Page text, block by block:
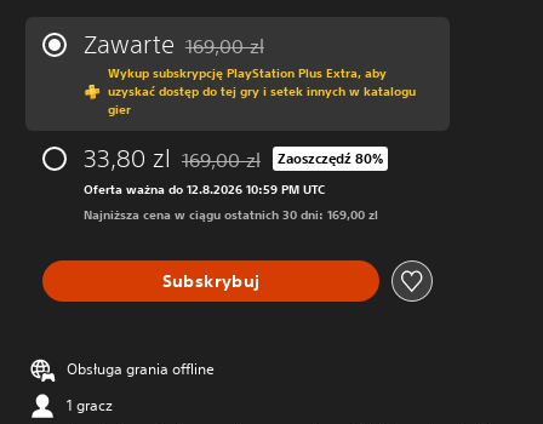
Zawarte Zastosowano zniżkę z oryginalnej ceny
169,00 zl
Wykup subskrypcję PlayStation Plus Extra, aby
uzyskać dostęp do tej gry i setek innych w katalogu
gier
33,80 zl Zastosowano zniżkę z oryginalnej ceny
169,00 zl Zaoszczędź 80%
Oferta ważna do 12.8.2026 10:59 PM UTC
Najniższa cena w ciągu ostatnich 30 dni: 169,00 zl
Subskrybuj
Obsługa grania offline
1 gracz